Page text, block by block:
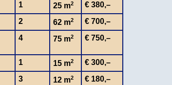
1 25 m2
€ 380,–
2 62 m2
€ 700,–
4 75 m2 € 750,–
1 15 m2
€ 300,–
3 12 m2
€ 180,–